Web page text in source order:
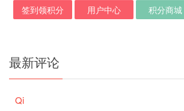
签到领积分 用户中心 积分商城
最新评论
Qi